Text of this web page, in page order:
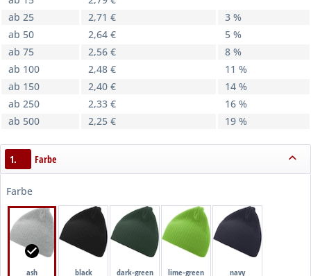
ab 25
2,71 €
3 %
ab 50
2,64 €
5 %
ab 75
2,56 €
8 %
ab 100
2,48 €
11 %
ab 150
2,40 €
14 %
ab 250
2,33 €
16 %
ab 500
2,25 € 19 %
1. Farbe
Farbe
ash black dark-green lime-green navy